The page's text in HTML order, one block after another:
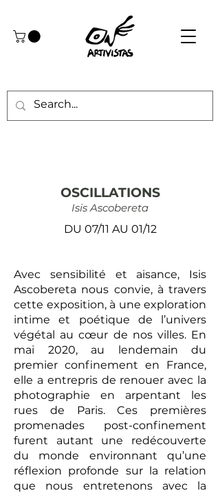
OSCILLATIONS
Isis Ascobereta
DU 07/11 AU 01/12
Avec sensibilité et aisance, Isis
Ascobereta nous convie, à travers
cette exposition, à une exploration
intime et poétique de l’univers
végétal au cœur de nos villes. En
mai 2020, au lendemain du
premier confinement en France,
elle a entrepris de renouer avec la
photographie en arpentant les
rues de Paris. Ces premières
promenades post-confinement
furent autant une redécouverte
du monde environnant qu’une
réflexion profonde sur la relation
que nous entretenons avec la